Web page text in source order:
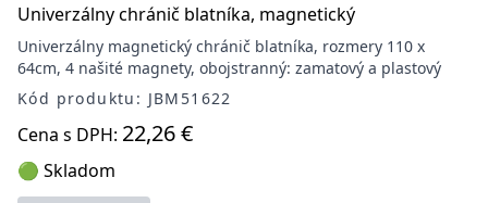
Univerzálny chránič blatníka, magnetický
Univerzálny magnetický chránič blatníka, rozmery 110 x
64cm, 4 našité magnety, obojstranný: zamatový a plastový
Kód produktu: JBM51622
Cena s DPH: 22,26 €
🟢 Skladom